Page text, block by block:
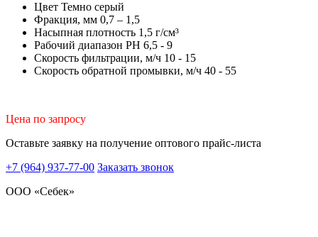
Цвет Темно серый
Фракция, мм 0,7 – 1,5
Насыпная плотность 1,5 г/см³
Рабочий диапазон PH 6,5 - 9
Скорость фильтрации, м/ч 10 - 15
Скорость обратной промывки, м/ч 40 - 55
Цена по запросу
Оставьте заявку на получение оптового прайс-листа
+7 (964) 937-77-00 Заказать звонок
ООО «Себек»